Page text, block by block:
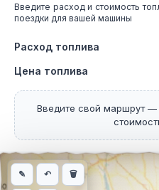
Введите расход и стоимость
поездки для вашей машины
Расход топлива
Цена топлива
Введите свой маршрут —
Интерактивная карта
✎ ↶ 🗑